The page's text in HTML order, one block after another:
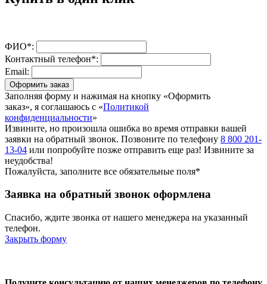
ФИО*:
Контактный телефон*:
Email:
Оформить заказ
Заполняя форму и нажимая на кнопку «Оформить
заказ», я соглашаюсь с «Политикой
конфиденциальности»
Извините, но произошла ошибка во время отправки вашей
заявки на обратный звонок. Позвоните по телефону 8 800 201-
13-04 или попробуйте позже отправить еще раз! Извините за
неудобства!
Пожалуйста, заполните все обязательные поля*
Заявка на обратный звонок оформлена
Спасибо, ждите звонка от нашего менеджера на указанный
телефон.
Закрыть форму